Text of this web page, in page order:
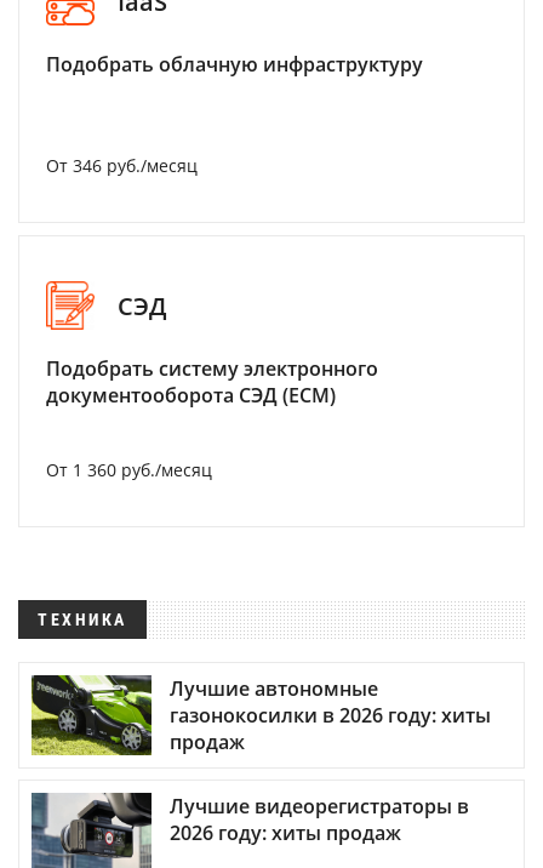
Подобрать облачную инфраструктуру
От 346 руб./месяц
СЭД
Подобрать систему электронного
документооборота СЭД (ECM)
От 1 360 руб./месяц
ТЕХНИКА
Лучшие автономные
газонокосилки в 2026 году: хиты
продаж
Лучшие видеорегистраторы в
2026 году: хиты продаж